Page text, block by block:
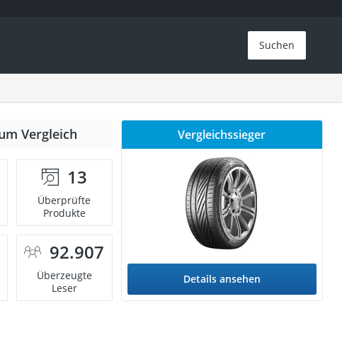
Suchen
Vergleich
13
Überprüfte
Produkte
92.907
Überzeugte
Leser
Vergleichssieger
Details ansehen